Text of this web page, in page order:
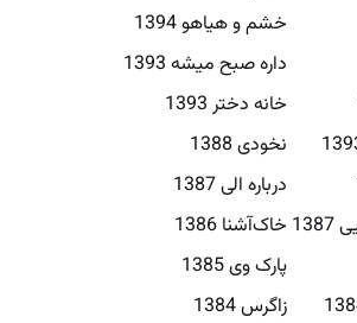
خشم و هیاهو 1394
داره صبح میشه 1393
خانه دختر 1393
نخودی 1388
درباره الی 1387
خاک‌آشنا 1386
پارک وی 1385
زاگرس 1384